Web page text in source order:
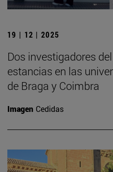
19 | 12 | 2025
Dos investigadores
estancias en las
de Braga y Coimbra
Imagen Cedidas